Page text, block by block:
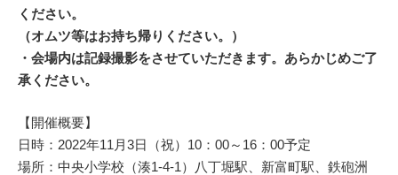
ください。
（オムツ等はお持ち帰りください。）
・会場内は記録撮影をさせていただきます。あらかじめご了
承ください。
【開催概要】
日時：2022年11月3日（祝）10：00～16：00予定
場所：中央小学校（湊1-4-1）八丁堀駅、新富町駅、鉄砲洲